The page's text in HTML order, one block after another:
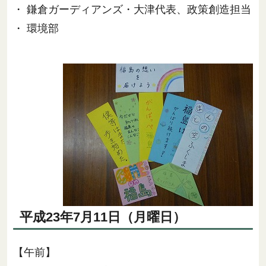
・ 鎌倉ガーディアンズ・大津代表、政策創造担当
・ 環境部
平成23年7月11日（月曜日）
【午前】